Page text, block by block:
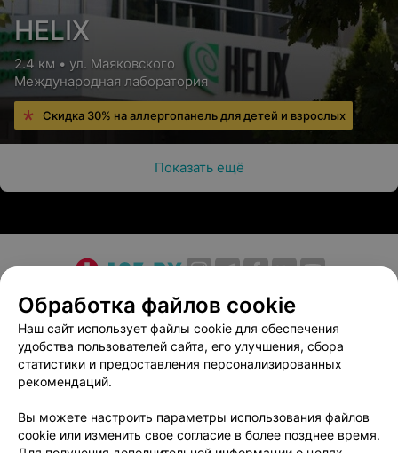
HELIX
2.4 км • ул. Маяковского
Международная лаборатория
Скидка 30% на аллергопанель для детей и взрослых
Показать ещё
О проекте Новости проекта
Размещение рекламы
Медицинский маркетинг
Публичный договор
Пользовательское соглашение
Способы оплаты
Вакансии
Партнеры
Написать в поддержку
Персональные настройки cookie
Обработка файлов cookie
Наш сайт использует файлы cookie для обеспечения
удобства пользователей сайта, его улучшения, сбора
статистики и предоставления персонализированных
рекомендаций.
Вы можете настроить параметры использования файлов
cookie или изменить свое согласие в более позднее время.